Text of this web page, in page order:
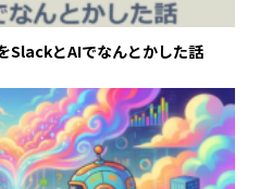
SlackとAIでなんとかした話